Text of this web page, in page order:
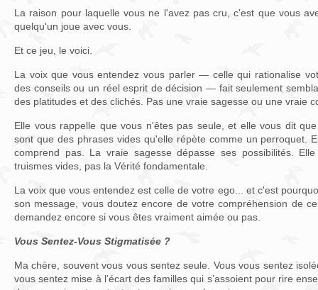
La raison pour laquelle vous ne l'avez pas cru, c'est que vous
quelqu'un joue avec vous.
Et ce jeu, le voici.
La voix que vous entendez vous parler — celle qui rationalise
des conseils ou un réel esprit de décision — fait seulement
des platitudes et des clichés. Pas une vraie sagesse ou une vraie
Elle vous rappelle que vous n'êtes pas seule, et elle vous dit
sont que des phrases vides qu'elle répète comme un perroquet.
comprend pas. La vraie sagesse dépasse ses possibilités.
truismes vides, pas la Vérité fondamentale.
La voix que vous entendez est celle de votre ego... et c'est
son message, vous doutez encore de votre compréhension de
demandez encore si vous êtes vraiment aimée ou pas.
Vous Sentez-Vous Stigmatisée ?
Ma chère, souvent vous vous sentez seule. Vous vous sentez
vous sentez mise à l’écart des familles qui s’assoient pour rire